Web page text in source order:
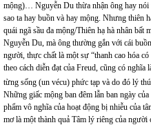
mộng)… Nguyễn Du thừa nhận ông hay nói
sao ta hay buồn và hay mộng. Nhưng thiên
quái ngã sầu đa mộng/Thiên hạ hà nhân
Nguyễn Du, mà ông thường gắn với cái
người, thực chất là một sự “thanh cao hóa
theo cách diễn đạt của Freud, cũng có
từng sống (un vécu) phức tạp và do đó lý
Những giấc mộng ban đêm lẫn ban ngày
phẩm vô nghĩa của hoạt động bị nhiễu của
mơ là một thành quả Tâm lý riêng của